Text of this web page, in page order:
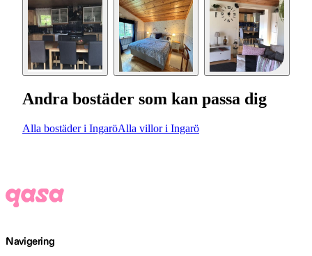
Andra bostäder som kan passa dig
Alla bostäder i IngaröAlla villor i Ingarö
Navigering